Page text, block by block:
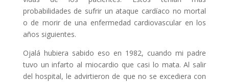
probabilidades de sufrir un ataque cardíaco no mortal
o de morir de una enfermedad cardiovascular en los
años siguientes.
Ojalá hubiera sabido eso en 1982, cuando mi padre
tuvo un infarto al miocardio que casi lo mata. Al salir
del hospital, le advirtieron de que no se excediera con